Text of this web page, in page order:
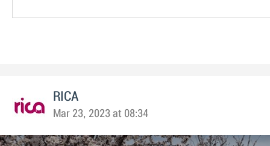
RICA
Mar 23, 2023 at 08:34